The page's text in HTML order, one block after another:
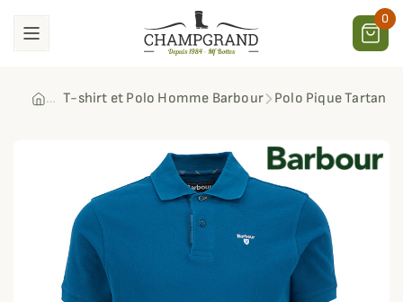
0
T-shirt et Polo Homme Barbour Polo Pique Tartan